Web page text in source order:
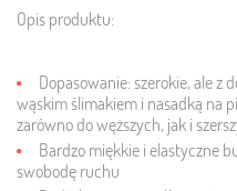
Opis produktu:
Dopasowanie: szerokie, ale z
wąskim ślimakiem i nasadką na
zarówno do węższych, jak i
Bardzo miękkie i elastyczne
swobodę ruchu